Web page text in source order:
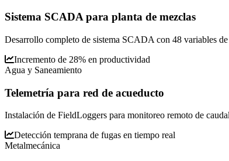
Sistema SCADA para planta de mezclas
Desarrollo completo de sistema SCADA con 48 variables
Incremento de 28% en productividad
Agua y Saneamiento
Telemetría para red de acueducto
Instalación de FieldLoggers para monitoreo remoto de
Detección temprana de fugas en tiempo real
Metalmecánica